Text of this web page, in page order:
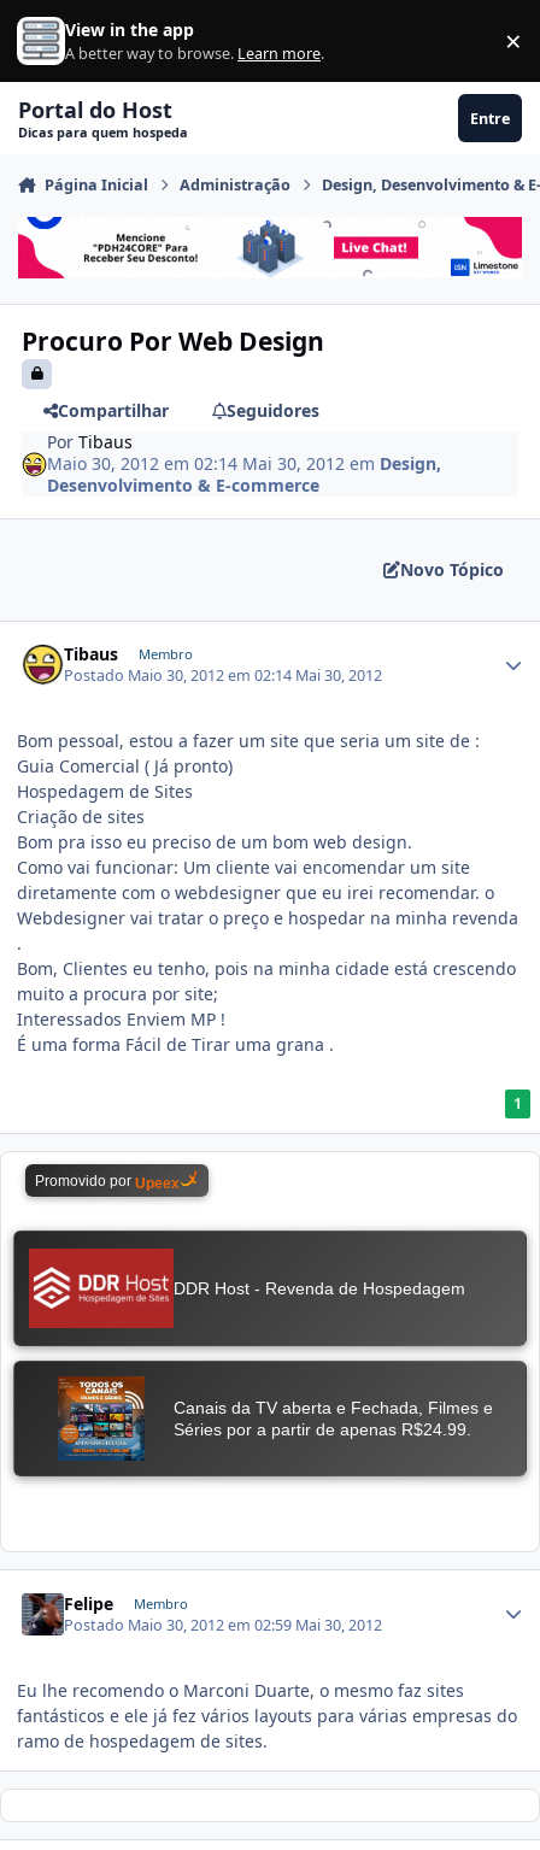
Ir para conteúdo
View in the app
A better way to browse. Learn more. ×
Portal do Host
Dicas para quem hospeda
Entre
Página Inicial Administração Design, Desenvolvimento &
Procuro Por Web Design
Compartilhar
Seguidores
PorTibaus
Maio 30, 2012 em 02:14 Mai 30, 2012 em Design,
Desenvolvimento & E-commerce
Novo Tópico
Tibaus Membro
Postado Maio 30, 2012 em 02:14 Mai 30, 2012
Bom pessoal, estou a fazer um site que seria um site de :
Guia Comercial ( Já pronto)
Hospedagem de Sites
Criação de sites
Bom pra isso eu preciso de um bom web design.
Como vai funcionar: Um cliente vai encomendar um site
diretamente com o webdesigner que eu irei recomendar. o
Webdesigner vai tratar o preço e hospedar na minha revenda
.
Bom, Clientes eu tenho, pois na minha cidade está crescendo
muito a procura por site;
Interessados Enviem MP !
É uma forma Fácil de Tirar uma grana .
1
Felipe Membro
Postado Maio 30, 2012 em 02:59 Mai 30, 2012
Eu lhe recomendo o Marconi Duarte, o mesmo faz sites
fantásticos e ele já fez vários layouts para várias empresas do
ramo de hospedagem de sites.